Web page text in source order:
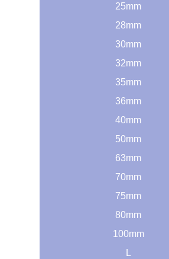
25mm
28mm
30mm
32mm
35mm
36mm
40mm
50mm
63mm
70mm
75mm
80mm
100mm